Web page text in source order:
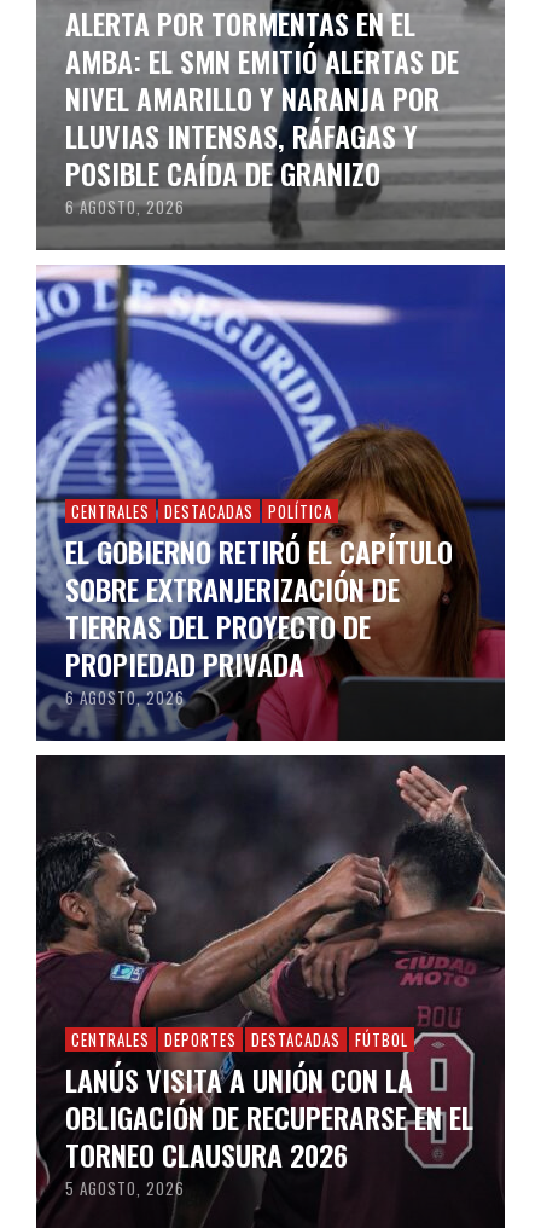
ALERTA POR TORMENTAS EN EL
AMBA: EL SMN EMITIÓ ALERTAS DE
NIVEL AMARILLO Y NARANJA POR
LLUVIAS INTENSAS, RÁFAGAS Y
POSIBLE CAÍDA DE GRANIZO
6 AGOSTO, 2026
CENTRALES DESTACADAS POLÍTICA
EL GOBIERNO RETIRÓ EL CAPÍTULO
SOBRE EXTRANJERIZACIÓN DE
TIERRAS DEL PROYECTO DE
PROPIEDAD PRIVADA
6 AGOSTO, 2026
CENTRALES DEPORTES DESTACADAS FÚTBOL
LANÚS VISITA A UNIÓN CON LA
OBLIGACIÓN DE RECUPERARSE EN EL
TORNEO CLAUSURA 2026
5 AGOSTO, 2026